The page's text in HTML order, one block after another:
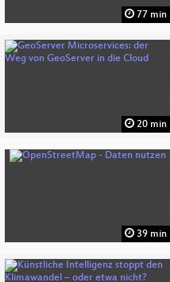
77 min
20 min
39 min